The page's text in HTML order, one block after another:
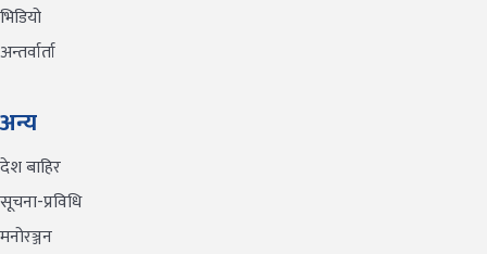
भिडियो
अन्तर्वार्ता
अन्य
देश बाहिर
सूचना-प्रविधि
मनोरञ्जन